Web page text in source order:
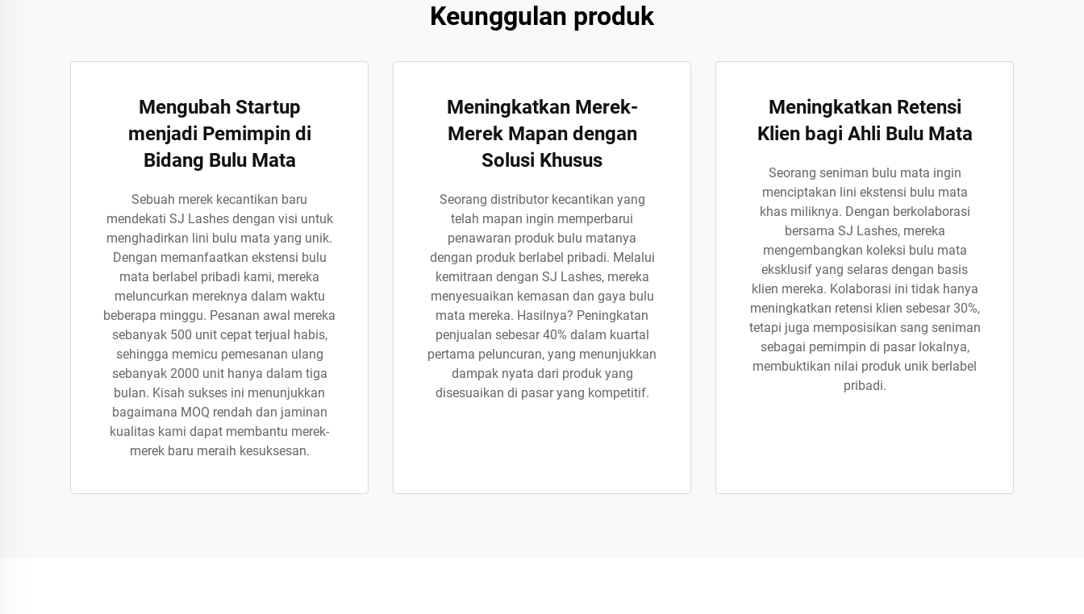
Keunggulan produk
Mengubah Startup
menjadi Pemimpin di
Bidang Bulu Mata
Sebuah merek kecantikan baru
mendekati SJ Lashes dengan visi untuk
menghadirkan lini bulu mata yang unik.
Dengan memanfaatkan ekstensi bulu
mata berlabel pribadi kami, mereka
meluncurkan mereknya dalam waktu
beberapa minggu. Pesanan awal mereka
sebanyak 500 unit cepat terjual habis,
sehingga memicu pemesanan ulang
sebanyak 2000 unit hanya dalam tiga
bulan. Kisah sukses ini menunjukkan
bagaimana MOQ rendah dan jaminan
kualitas kami dapat membantu merek-
merek baru meraih kesuksesan.
Meningkatkan Merek-
Merek Mapan dengan
Solusi Khusus
Seorang distributor kecantikan yang
telah mapan ingin memperbarui
penawaran produk bulu matanya
dengan produk berlabel pribadi. Melalui
kemitraan dengan SJ Lashes, mereka
menyesuaikan kemasan dan gaya bulu
mata mereka. Hasilnya? Peningkatan
penjualan sebesar 40% dalam kuartal
pertama peluncuran, yang menunjukkan
dampak nyata dari produk yang
disesuaikan di pasar yang kompetitif.
Meningkatkan Retensi
Klien bagi Ahli Bulu Mata
Seorang seniman bulu mata ingin
menciptakan lini ekstensi bulu mata
khas miliknya. Dengan berkolaborasi
bersama SJ Lashes, mereka
mengembangkan koleksi bulu mata
eksklusif yang selaras dengan basis
klien mereka. Kolaborasi ini tidak hanya
meningkatkan retensi klien sebesar 30%,
tetapi juga memposisikan sang seniman
sebagai pemimpin di pasar lokalnya,
membuktikan nilai produk unik berlabel
pribadi.